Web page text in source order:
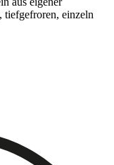
tiefgefroren, einzeln